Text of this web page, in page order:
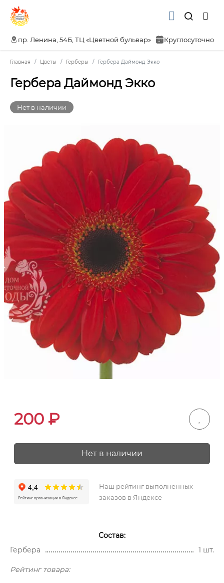
пр. Ленина, 54Б, ТЦ «Цветной бульвар» Круглосуточно
Главная Цветы Герберы Гербера Даймонд Экко
Гербера Даймонд Экко
Нет в наличии
200 ₽
Нет в наличии
Наш рейтинг выполненных
заказов в Яндексе
Состав:
Гербера
1 шт.
Рейтинг товара: